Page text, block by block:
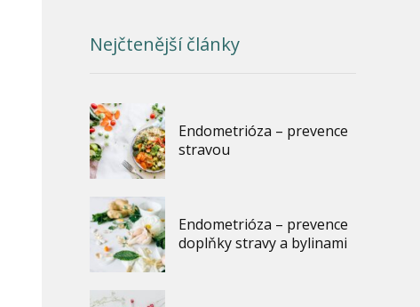
Nejčtenější články
Endometrióza – prevence
stravou
Endometrióza – prevence
doplňky stravy a bylinami